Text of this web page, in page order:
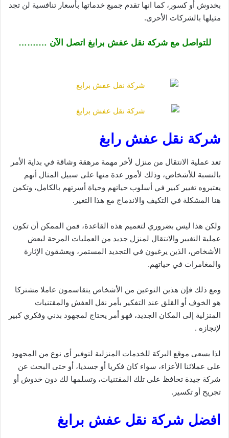
بخدوش أو كسور، كما انها تقدم جميع خدماتها بأسعار تنافسية لن تجد
مثيلها بالشركات الأحرى.
للتواصل مع شركة نقل عفش برابغ اتصل الآن ….……
شركة نقل عفش رابغ
تعد عملية الانتقال من منزل لأخر مهمة مرهقة وشاقة في بداية الأمر
بالنسبة للأشخاص، وذلك لأمور عدة منها على سبيل المثال أنهم
يعتبروه تغيير كبير في أسلوب حياتهم وحياة أسرتهم بالكامل، وتكمن
هنا المشكلة في التكيف والاندماج مع هذا التغير.
ولكن هذا ليس بضروري لتعميم هذه القاعدة، فمن الممكن أن تكون
عملية التغيير والانتقال لمنزل جديد من العمليات المرحة لبعض
الأشخاص، الذين يرغبون في التجديد المستمر، ويعشقون الإثارة
والمغامرات في حياتهم.
ومع ذلك فإن هذين النوعين من الأشخاص يتقاسمون عاملا مشتركا
هو الخوف أو القلق عند التفكير بأمر نقل العفش والمقتنيات
المنزلية إلى المكان الجديد، فهو أمر يحتاج لمجهود بدني وفكري كبير
لإنجازه .
لذا يسعى موقع البركة للخدمات المنزلية لتوفير أي نوع من المجهود
على عملائنا الأعزاء، سواء كان فكريا أو جسديا، أو حتى البحث عن
شركة جيدة تحافظ على تلك المقتنيات، وتسلمها لك دون خدوش أو
تجريح أو تكسير.
افضل شركة نقل عفش برابغ